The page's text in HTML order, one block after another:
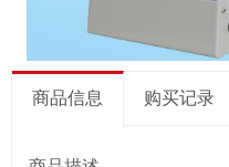
商品信息 购买记录